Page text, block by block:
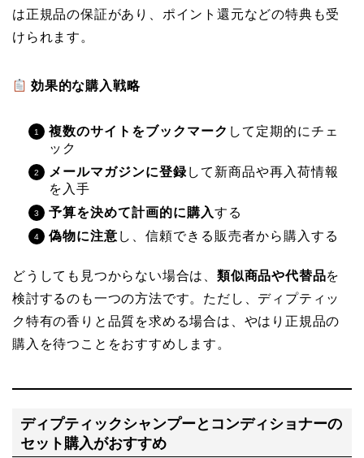
は正規品の保証があり、ポイント還元などの特典も受
けられます。
効果的な購入戦略
複数のサイトをブックマーク して定期的にチェ
ック
メールマガジンに登録して新商品や再入荷情報
を入手
予算を決めて計画的に購入する
偽物に注意 し、信頼できる販売者から購入する
どうしても見つからない場合は、 類似商品や代替品を
検討するのも一つの方法です。ただし、ディプティッ
ク特有の香りと品質を求める場合は、やはり正規品の
購入を待つことをおすすめします。
ディプティックシャンプーとコンディショナーの
セット購入がおすすめ